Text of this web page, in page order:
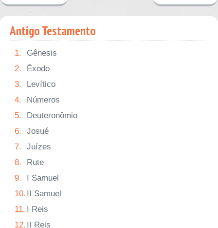
Antigo Testamento
1.
Gênesis
2.
Êxodo
3.
Levítico
4.
Números
5.
Deuteronômio
6.
Josué
7.
Juízes
8.
Rute
9.
I Samuel
10. II Samuel
11. I Reis
12. II Reis